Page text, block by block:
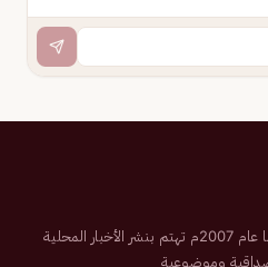
صحيفة إلكترونية سعودية تم تأسيسها عام 2007م تهتم بنشر الأخبار المحلية
وموضوعية